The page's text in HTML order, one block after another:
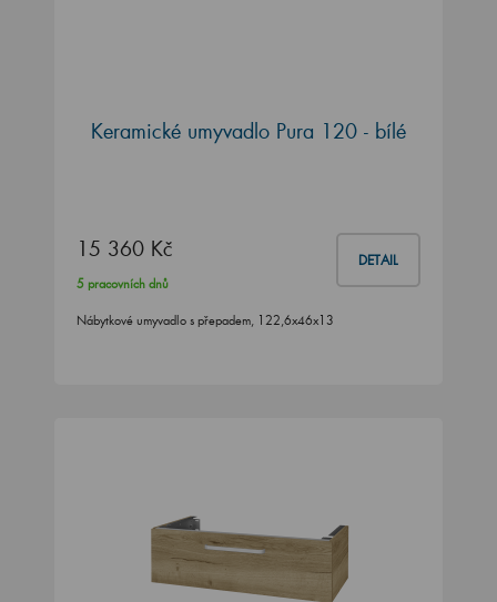
Keramické umyvadlo Pura 120 - bílé
15 360 Kč DETAIL
5 pracovních dnů
Nábytkové umyvadlo s přepadem, 122,6x46x13